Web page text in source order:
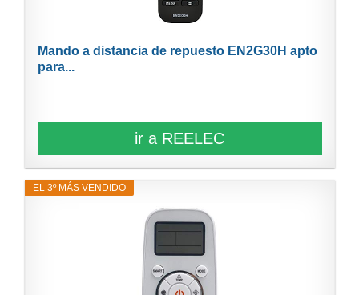
Mando a distancia de repuesto EN2G30H apto
para...
ir a REELEC
EL 3º MÁS VENDIDO